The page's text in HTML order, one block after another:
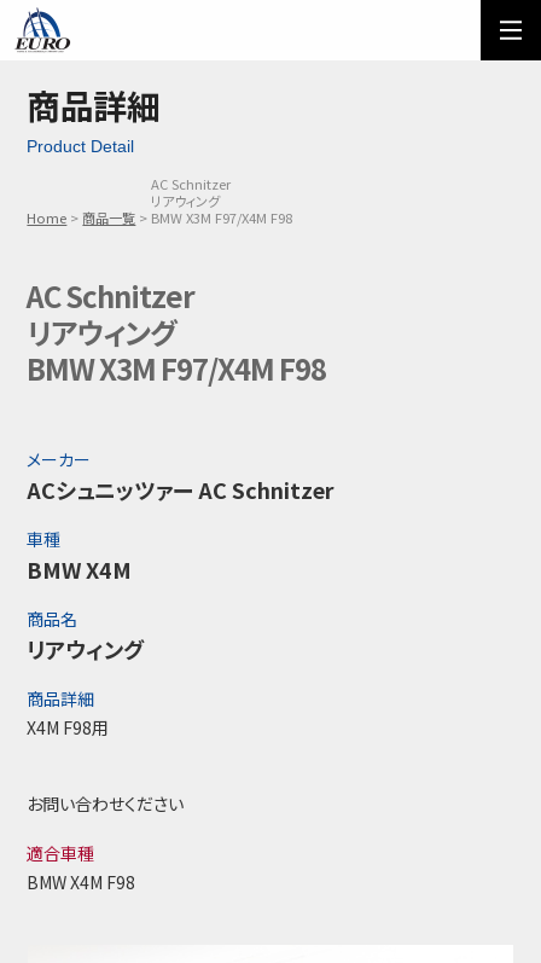
ご利用方法
メール問い合わせ
03-5674-7742
商品詳細
Product Detail
Home 商品一覧
AC Schnitzer
リアウィング
BMW X3M F97/X4M F98
AC Schnitzer
リアウィング
BMW X3M F97/X4M F98
メーカー
ACシュニッツァー AC Schnitzer
車種
BMW X4M
商品名
リアウィング
商品詳細
X4M F98用
お問い合わせください
適合車種
BMW X4M F98